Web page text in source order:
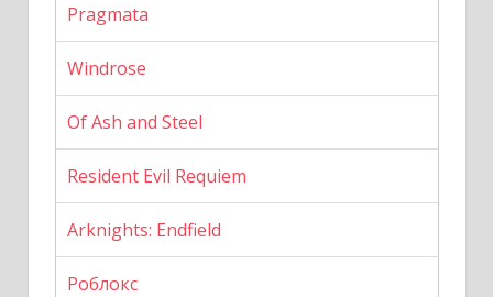
Pragmata
Windrose
Of Ash and Steel
Resident Evil Requiem
Arknights: Endfield
Роблокс